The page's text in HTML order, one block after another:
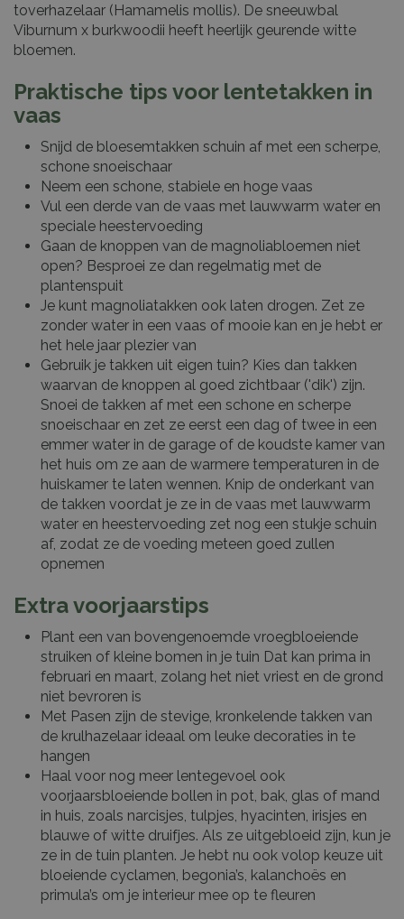
toverhazelaar (Hamamelis mollis). De sneeuwbal
Viburnum x burkwoodii heeft heerlijk geurende witte
bloemen.
Praktische tips voor lentetakken in
vaas
Snijd de bloesemtakken schuin af met een scherpe,
schone snoeischaar
Neem een schone, stabiele en hoge vaas
Vul een derde van de vaas met lauwwarm water en
speciale heestervoeding
Gaan de knoppen van de magnoliabloemen niet
open? Besproei ze dan regelmatig met de
plantenspuit
Je kunt magnoliatakken ook laten drogen. Zet ze
zonder water in een vaas of mooie kan en je hebt er
het hele jaar plezier van
Gebruik je takken uit eigen tuin? Kies dan takken
waarvan de knoppen al goed zichtbaar ('dik') zijn.
Snoei de takken af met een schone en scherpe
snoeischaar en zet ze eerst een dag of twee in een
emmer water in de garage of de koudste kamer van
het huis om ze aan de warmere temperaturen in de
huiskamer te laten wennen. Knip de onderkant van
de takken voordat je ze in de vaas met lauwwarm
water en heestervoeding zet nog een stukje schuin
af, zodat ze de voeding meteen goed zullen
opnemen
Extra voorjaarstips
Plant een van bovengenoemde vroegbloeiende
struiken of kleine bomen in je tuin Dat kan prima in
februari en maart, zolang het niet vriest en de grond
niet bevroren is
Met Pasen zijn de stevige, kronkelende takken van
de krulhazelaar ideaal om leuke decoraties in te
hangen
Haal voor nog meer lentegevoel ook
voorjaarsbloeiende bollen in pot, bak, glas of mand
in huis, zoals narcisjes, tulpjes, hyacinten, irisjes en
blauwe of witte druifjes. Als ze uitgebloeid zijn, kun je
ze in de tuin planten. Je hebt nu ook volop keuze uit
bloeiende cyclamen, begonia’s, kalanchoës en
primula’s om je interieur mee op te fleuren